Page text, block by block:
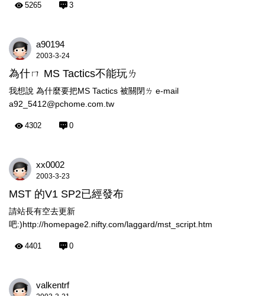
5265 3
a90194
2003-3-24
為什ㄇ MS Tactics不能玩ㄌ
我想說 為什麼要把MS Tactics 被關閉ㄌ e-mail
a92_5412@pchome.com.tw
4302 0
xx0002
2003-3-23
MST 的V1 SP2已經發布
請站長有空去更新
吧:)http://homepage2.nifty.com/laggard/mst_script.htm
4401 0
valkentrf